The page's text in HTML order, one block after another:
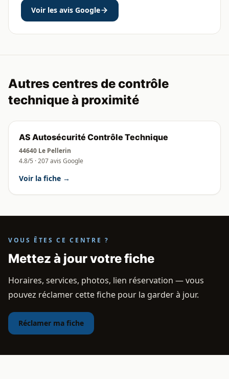
Voir les avis Google
Autres centres de contrôle
technique à proximité
AS Autosécurité Contrôle Technique
44640 Le Pellerin
4.8/5 · 207 avis Google
Voir la fiche →
VOUS ÊTES CE CENTRE ?
Mettez à jour votre fiche
Horaires, services, photos, lien réservation — vous
pouvez réclamer cette fiche pour la garder à jour.
Réclamer ma fiche